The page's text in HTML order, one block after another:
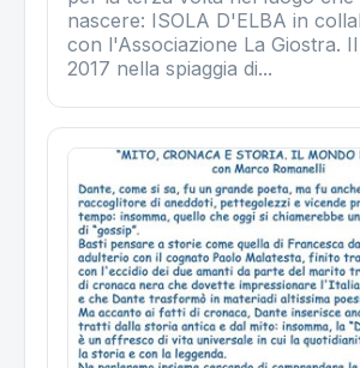
nascere: ISOLA D'ELBA in
con l'Associazione La Giostra.
2017 nella spiaggia di...